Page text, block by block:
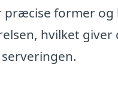
former og
hvilket giver